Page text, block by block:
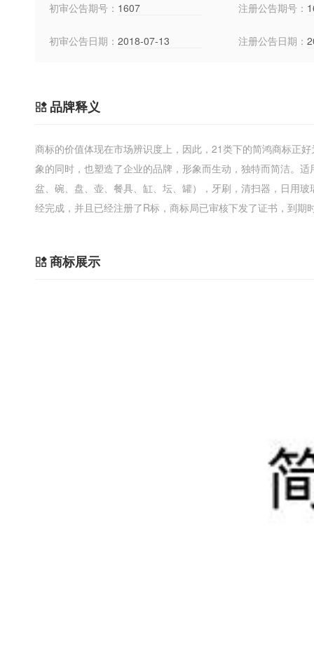
初审公告期号： 1607 注册公告期号：
初审公告日期： 2018-07-13 注册公告日期：
品牌释义
商标的价值体现在市场辨识度上，因此，21类下的简鸿商标正
象的同时，也塑造了企业的品牌，形象而生动，独特而简洁。
盆、碗、盘、壶、餐具、缸、坛、罐），牙刷，清扫器，日用
经完成，并且已经注册了R标，商标局已审核下发了证书，到
商标展示